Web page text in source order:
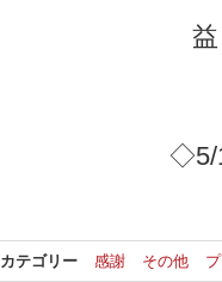
◇5/
カテゴリー 感謝 その他